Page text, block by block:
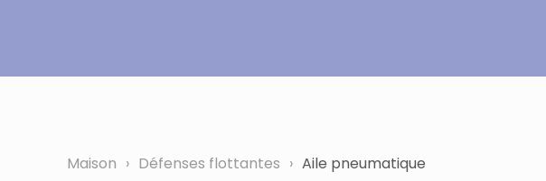
Maison › Défenses flottantes › Aile pneumatique